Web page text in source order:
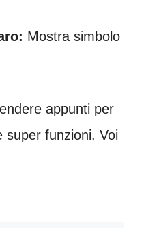
Mostra simbolo
appunti per
super funzioni. Voi